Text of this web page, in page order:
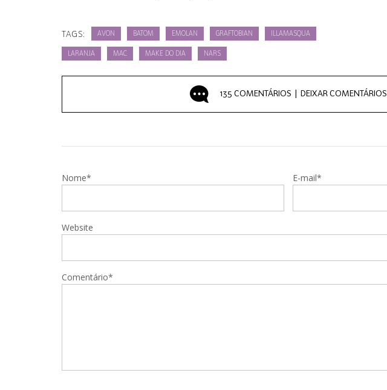
TAGS: AVON BATOM EMOLAN GRAFTOBIAN ILLAMASQUA
LARANJA MAC MAKE DO DIA NARS
135 COMENTÁRIOS | DEIXAR COMENTÁRIOS
Nome* E-mail*
Website
Comentário*